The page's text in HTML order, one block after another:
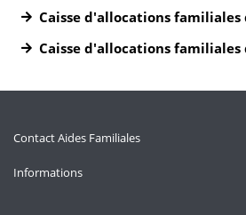
Caisse d'allocations familiales
Caisse d'allocations familiales
Contact Aides Familiales
Informations